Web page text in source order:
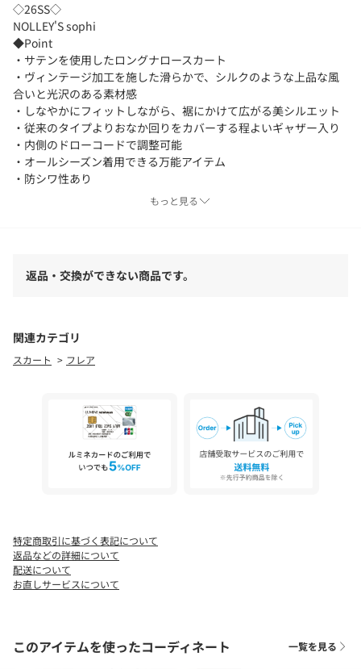
◇26SS◇
NOLLEY'S sophi
◆Point
・サテンを使用したロングナロースカート
・ヴィンテージ加工を施した滑らかで、シルクのような上品な風
合いと光沢のある素材感
・しなやかにフィットしながら、裾にかけて広がる美シルエット
・従来のタイプよりおなか回りをカバーする程よいギャザー入り
・内側のドローコードで調整可能
・オールシーズン着用できる万能アイテム
・防シワ性あり
●お取扱い上のご注意●
気になる商品は、お気に入り登録がオススメです！
クーポン情報、入荷情報が、通知されるようになります。
※店頭及び屋外での撮影画像は、光の当たり具合で色味が違って
見える場合があります。商品の色味は、スタジオ撮影の画像をご
参照下さい。
※商品画像に関しては出来る限り忠実に表示出来るよう努めてお
※画像の商品はサンプルとなりますので実際の商品と仕様、加
工、サイズが若干異なる場合がございます。
もっと見る
返品・交換ができない商品です。
関連カテゴリ
スカート フレア
特定商取引に基づく表記について
返品などの詳細について
配送について
お直しサービスについて
このアイテムを使ったコーディネート 一覧を見る